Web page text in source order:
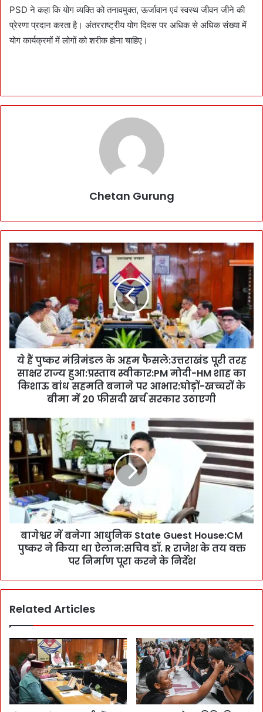
PSD ने कहा कि योग व्यक्ति को तनावमुक्त, ऊर्जावान एवं स्वस्थ जीवन जीने की
प्रेरणा प्रदान करता है। अंतरराष्ट्रीय योग दिवस पर अधिक से अधिक संख्या में
योग कार्यक्रमों में लोगों को शरीक होना चाहिए।
Chetan Gurung
ये
हैं
ष्क
मं
त्रि
ड
फै
स
ले
:
उ
त्त
रा
खं
ह
क्ष
रा
हु
आ
:
प्र
स्ता
ये हैं पुष्कर मंत्रिमंडल के अहम फैसले:उत्तराखंड पूरी तरह
साक्षर राज्य हुआ:प्रस्ताव स्वीकार:PM मोदी-HM शाह का
किशाऊ बांध सहमति बनाने पर आभार:घोड़ों-खच्चरों के
बीमा में 20 फीसदी खर्च सरकार उठाएगी
बा
गे
श्व
र
में
ब
ने
आ
t
s
t
H
o
बागेश्वर में बनेगा आधुनिक State Guest House:CM
पुष्कर ने किया था ऐलान:सचिव डॉ. R राजेश के तय वक्त
पर निर्माण पूरा करने के निर्देश
Related Articles